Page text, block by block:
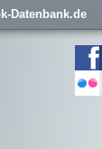
Datenbank.de